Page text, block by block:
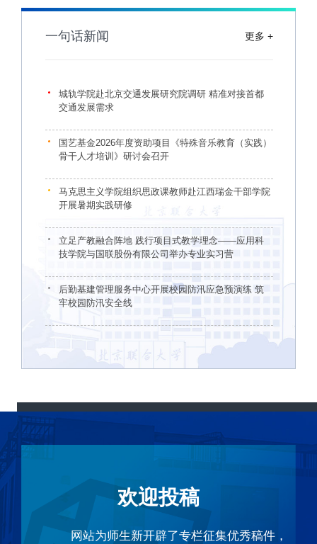
一句话新闻 更多 +
城轨学院赴北京交通发展研究院调研 精准对接首都
交通发展需求
国艺基金2026年度资助项目《特殊音乐教育（实践）
骨干人才培训》研讨会召开
马克思主义学院组织思政课教师赴江西瑞金干部学院
开展暑期实践研修
立足产教融合阵地 践行项目式教学理念——应用科
技学院与国联股份有限公司举办专业实习营
后勤基建管理服务中心开展校园防汛应急预演练 筑
牢校园防汛安全线
欢迎投稿
网站为师生新开辟了专栏征集优秀稿件，